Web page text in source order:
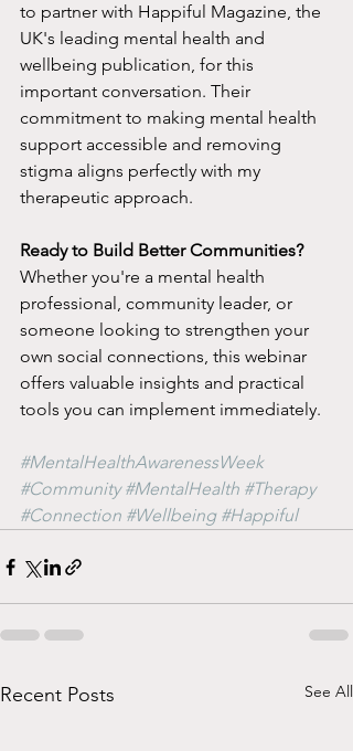
to partner with Happiful Magazine, the
UK's leading mental health and
wellbeing publication, for this
important conversation. Their
commitment to making mental health
support accessible and removing
stigma aligns perfectly with my
therapeutic approach.
Ready to Build Better Communities?
Whether you're a mental health
professional, community leader, or
someone looking to strengthen your
own social connections, this webinar
offers valuable insights and practical
tools you can implement immediately.
#MentalHealthAwarenessWeek
#Community #MentalHealth #Therapy
#Connection #Wellbeing #Happiful
Recent Posts See All